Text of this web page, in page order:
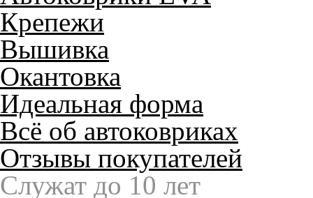
Крепежи
Вышивка
Окантовка
Идеальная форма
Всё об автоковриках
Отзывы покупателей
Служат до 10 лет